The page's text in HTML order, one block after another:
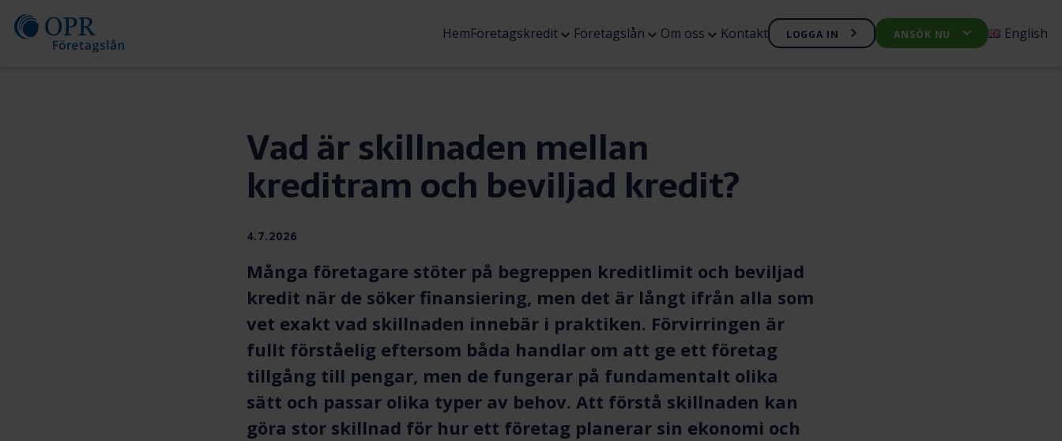
Skip
HemFöretagskreditÖppna
Företagslån Öppna
Om oss Öppna
undermenyn
Kontakt LOGGA IN ANSÖK NU
Öppna
English
Vad är skillnaden mellan
kreditram och beviljad kredit?
Publiceras
4.7.2026
Många företagare stöter på begreppen kreditlimit och beviljad
kredit när de söker finansiering, men det är långt ifrån alla som
vet exakt vad skillnaden innebär i praktiken. Förvirringen är
fullt förståelig eftersom båda handlar om att ge ett företag
tillgång till pengar, men de fungerar på fundamentalt olika
sätt och passar olika typer av behov. Att förstå skillnaden kan
göra stor skillnad för hur ett företag planerar sin ekonomi och